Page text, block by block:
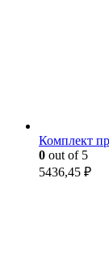
Комплект
0 out of 5
5436,45 ₽